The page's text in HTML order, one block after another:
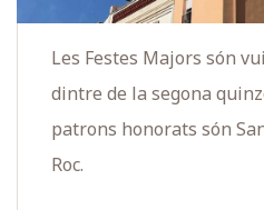
Les Festes Majors són
dintre de la segona
patrons honorats són
Roc.